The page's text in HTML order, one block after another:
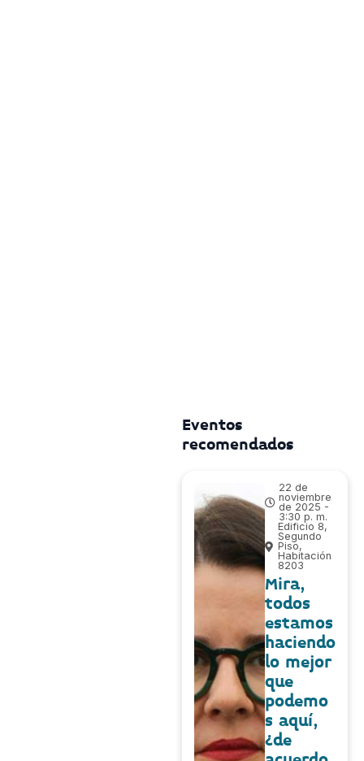
Eventos
recomendados
22 de
noviembre
de 2025 -
3:30 p. m.
Edificio 8,
Segundo
Piso,
Habitación
8203
Mira,
todos
estamos
haciendo
lo mejor
que
podemo
s aquí,
¿de